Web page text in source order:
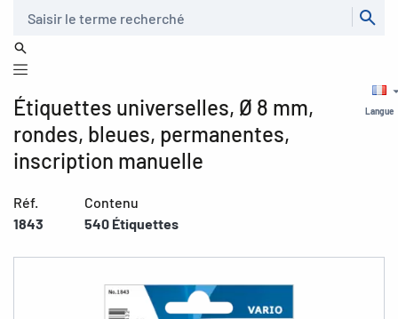
Langue
Étiquettes universelles, Ø 8 mm,
rondes, bleues, permanentes,
inscription manuelle
Réf.
1843
Contenu
540 Étiquettes